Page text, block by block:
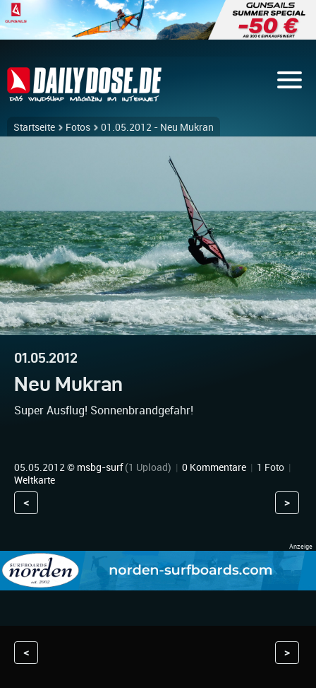
Startseite Fotos 01.05.2012 - Neu Mukran
01.05.2012
Neu Mukran
Super Ausflug! Sonnenbrandgefahr!
05.05.2012 © msbg-surf (1 Upload) | 0 Kommentare | 1 Foto |
Weltkarte
< >
< >